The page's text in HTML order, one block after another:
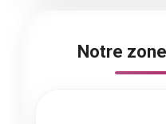
Notre